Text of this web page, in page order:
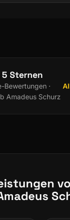
Sternen
Bewertungen ·
Amadeus Schurz